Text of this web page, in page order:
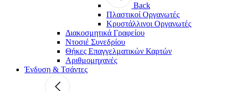
Back
Πλαστικοί Οργανωτές
Κρυστάλλινοι Οργανωτές
Διακοσμητικά Γραφείου
Ντοσιέ Συνεδρίου
Θήκες Επαγγελματικών Καρτών
Αριθμομηχανές
Ένδυση & Τσάντες